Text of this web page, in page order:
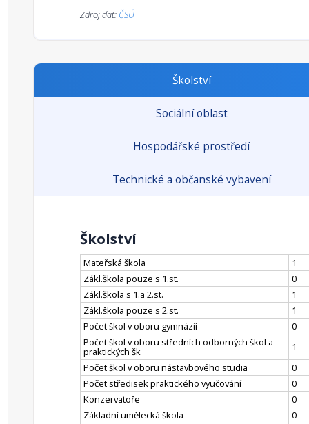
Zdroj dat: ČSÚ
Školství
Sociální oblast
Hospodářské prostředí
Technické a občanské vybavení
Školství
Mateřská škola
1
Zákl.škola pouze s 1.st.
0
Zákl.škola s 1.a 2.st.
1
Zákl.škola pouze s 2.st.
1
Počet škol v oboru gymnázií
0
Počet škol v oboru středních odborných škol a
praktických šk
1
Počet škol v oboru nástavbového studia
0
Počet středisek praktického vyučování
0
Konzervatoře
0
Základní umělecká škola
0